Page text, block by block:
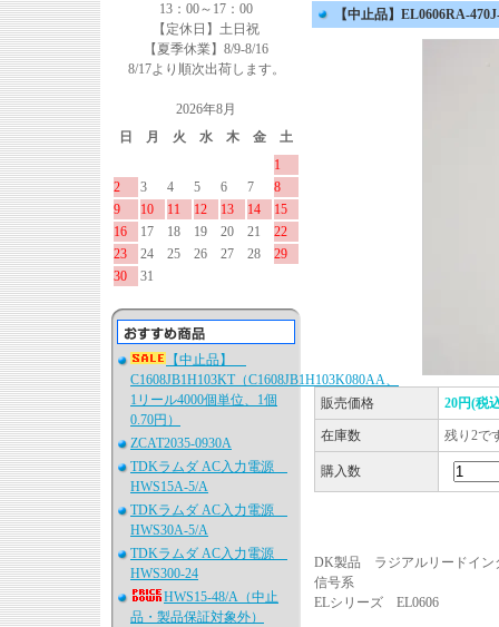
13：00～17：00
【定休日】土日祝
【夏季休業】8/9-8/16
8/17より順次出荷します。
2026年8月
日
月 火 水 木 金
土
1
2
3 4 5 6 7
8
9
10 11 12 13 14
15
16
17 18 19 20 21
22
23
24 25 26 27 28
29
30
31
【中止品】
C1608JB1H103KT（C1608JB1H103K080AA、
1リール4000個単位、1個
0.70円）
ZCAT2035-0930A
TDKラムダ AC入力電源
HWS15A-5/A
TDKラムダ AC入力電源
HWS30A-5/A
TDKラムダ AC入力電源
HWS300-24
HWS15-48/A（中止
品・製品保証対象外）
【中止品】EL0606RA-
販売価格 20円(税
在庫数 残り2で
購入数
DK製品 ラジアルリードイン
信号系
ELシリーズ EL0606